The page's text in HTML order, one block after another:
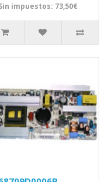
impuestos: 73,50€